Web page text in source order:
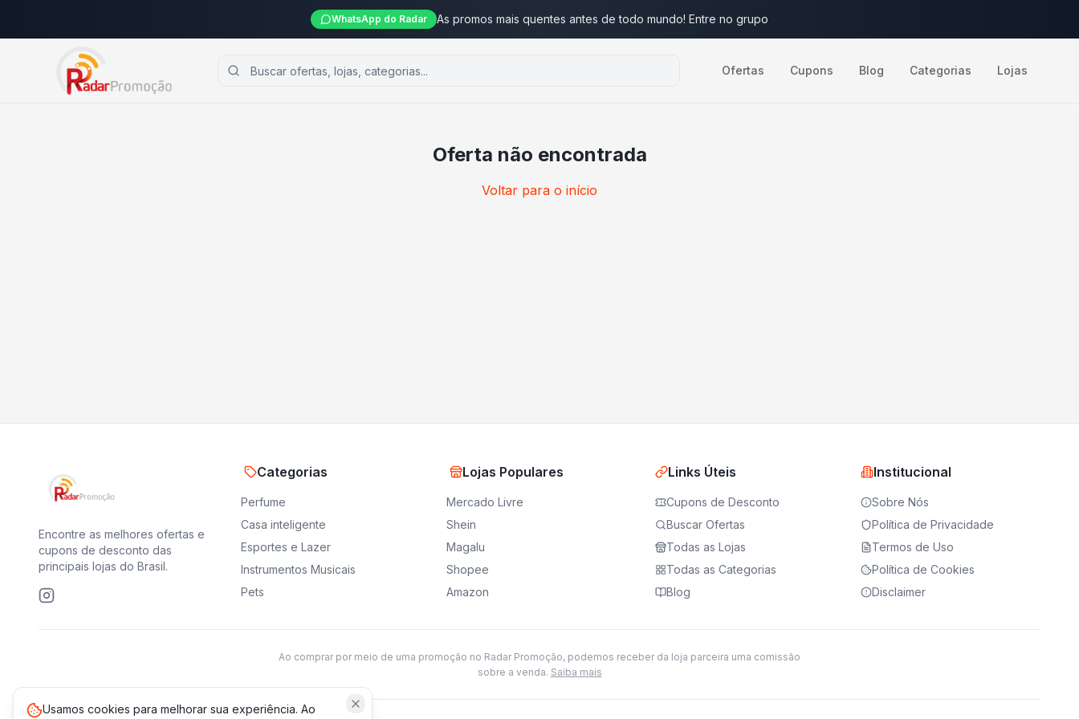
WhatsApp do Radar As promos mais quentes antes de todo mundo! Entre no grupo
Ofertas Cupons Blog Categorias Lojas
Oferta não encontrada
Voltar para o início
Encontre as melhores ofertas e
cupons de desconto das
principais lojas do Brasil.
Categorias
Perfume
Casa inteligente
Esportes e Lazer
Instrumentos Musicais
Pets
Lojas Populares
Mercado Livre
Shein
Magalu
Shopee
Amazon
Links Úteis
Cupons de Desconto
Buscar Ofertas
Todas as Lojas
Todas as Categorias
Blog
Institucional
Sobre Nós
Política de Privacidade
Termos de Uso
Política de Cookies
Disclaimer
Ao comprar por meio de uma promoção no Radar Promoção, podemos receber da loja parceira uma comissão
sobre a venda. Saiba mais
Usamos cookies para melhorar sua experiência. Ao